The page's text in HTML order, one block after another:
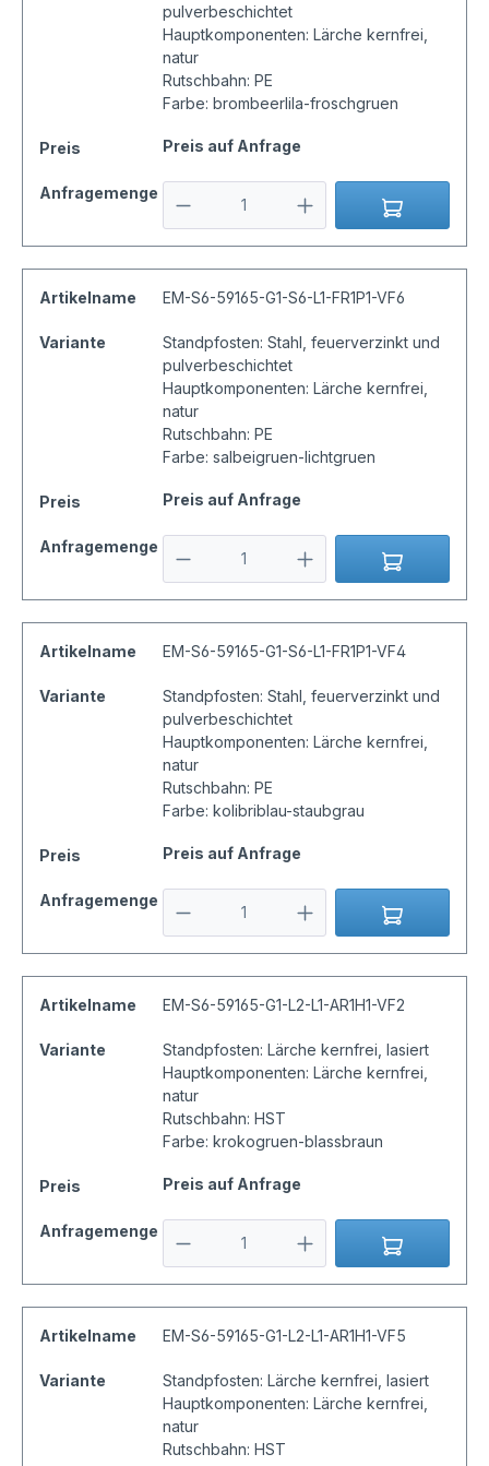
pulverbeschichtet
Hauptkomponenten: Lärche kernfrei,
natur
Rutschbahn: PE
Farbe: brombeerlila-froschgruen
Preis Preis auf Anfrage
Anfragemenge
Artikelname EM-S6-59165-G1-S6-L1-FR1P1-VF6
Variante
Standpfosten: Stahl, feuerverzinkt und
pulverbeschichtet
Hauptkomponenten: Lärche kernfrei,
natur
Rutschbahn: PE
Farbe: salbeigruen-lichtgruen
Preis Preis auf Anfrage
Anfragemenge
Artikelname EM-S6-59165-G1-S6-L1-FR1P1-VF4
Variante
Standpfosten: Stahl, feuerverzinkt und
pulverbeschichtet
Hauptkomponenten: Lärche kernfrei,
natur
Rutschbahn: PE
Farbe: kolibriblau-staubgrau
Preis Preis auf Anfrage
Anfragemenge
Artikelname EM-S6-59165-G1-L2-L1-AR1H1-VF2
Variante
Standpfosten: Lärche kernfrei, lasiert
Hauptkomponenten: Lärche kernfrei,
natur
Rutschbahn: HST
Farbe: krokogruen-blassbraun
Preis Preis auf Anfrage
Anfragemenge
Artikelname EM-S6-59165-G1-L2-L1-AR1H1-VF5
Variante
Standpfosten: Lärche kernfrei, lasiert
Hauptkomponenten: Lärche kernfrei,
natur
Rutschbahn: HST